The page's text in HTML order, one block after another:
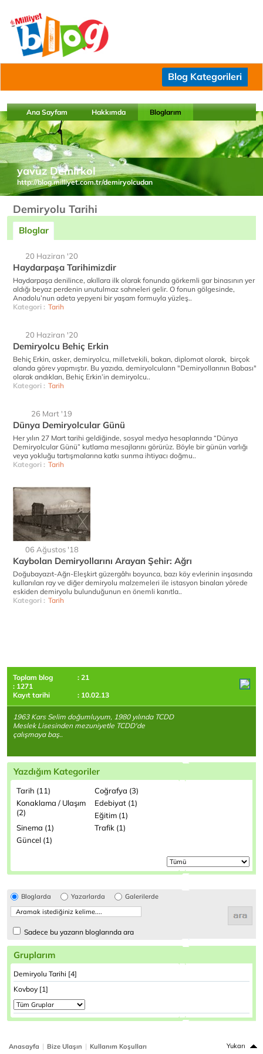
Blog Kategorileri
Ana Sayfam Hakkımda Bloglarım
yavuz Demirkol
http://blog.milliyet.com.tr/demiryolcudan
Demiryolu Tarihi
Bloglar
20 Haziran '20
Haydarpaşa Tarihimizdir
Haydarpaşa denilince, akıllara ilk olarak fonunda görkemli gar binasının yer
aldığı beyaz perdenin unutulmaz sahneleri gelir. O fonun gölgesinde,
Anadolu’nun adeta yepyeni bir yaşam formuyla yüzleş..
Kategori : Tarih
20 Haziran '20
Demiryolcu Behiç Erkin
Behiç Erkin, asker, demiryolcu, milletvekili, bakan, diplomat olarak, birçok
alanda görev yapmıştır. Bu yazıda, demiryolcuların "Demiryollarının Babası"
olarak andıkları, Behiç Erkin’in demiryolcu..
Kategori : Tarih
26 Mart '19
Dünya Demiryolcular Günü
Her yılın 27 Mart tarihi geldiğinde, sosyal medya hesaplarında “Dünya
Demiryolcular Günü” kutlama mesajlarını görürüz. Böyle bir günün varlığı
veya yokluğu tartışmalarına katkı sunma ihtiyacı doğmu..
Kategori : Tarih
06 Ağustos '18
Kaybolan Demiryollarını Arayan Şehir: Ağrı
Doğubayazıt-Ağrı-Eleşkirt güzergâhı boyunca, bazı köy evlerinin inşasında
kullanılan ray ve diğer demiryolu malzemeleri ile istasyon binaları yörede
eskiden demiryolu bulunduğunun en önemli kanıtla..
Kategori : Tarih
Toplam blog
: 21
: 1271
Kayıt tarihi
: 10.02.13
1963 Kars Selim doğumluyum, 1980 yılında TCDD
Meslek Lisesinden mezuniyetle TCDD'de
çalışmaya baş..
Yazdığım Kategoriler
Tarih (11)
Coğrafya (3)
Konaklama / Ulaşım
(2)
Edebiyat (1)
Eğitim (1)
Sinema (1)
Trafik (1)
Güncel (1)
Bloglarda Yazarlarda Galerilerde
Sadece bu yazarın bloglarında ara
Gruplarım
Demiryolu Tarihi [4]
Kovboy [1]
Anasayfa | Bize Ulaşın | Kullanım Koşulları Yukarı